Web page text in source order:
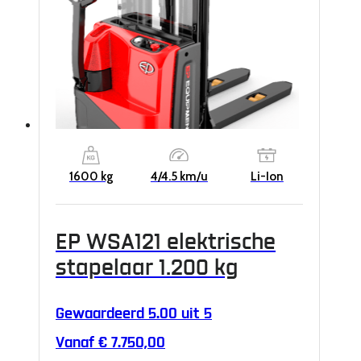
kan
gekozen
worden
productpagina
1600 kg 4/4.5 km/u Li-Ion
EP WSA121 elektrische
stapelaar 1.200 kg
Gewaardeerd 5.00 uit 5
Vanaf € 7.750,00